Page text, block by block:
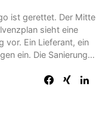
ist gerettet. Der Mitte
sieht eine
vor. Ein Lieferant, ein
ein. Die Sanierung…